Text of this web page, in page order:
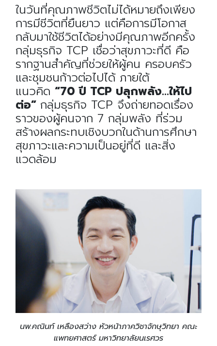
ในวันที่คุณภาพชีวิตไม่ได้หมายถึงเพียง
การมีชีวิตที่ยืนยาว แต่คือการมีโอกาส
กลับมาใช้ชีวิตได้อย่างมีคุณภาพอีกครั้ง
กลุ่มธุรกิจ TCP เชื่อว่าสุขภาวะที่ดี คือ
รากฐานสำคัญที่ช่วยให้ผู้คน ครอบครัว
และชุมชนก้าวต่อไปได้ ภายใต้
แนวคิด “70 ปี TCP ปลุกพลัง…ให้ไป
ต่อ” กลุ่มธุรกิจ TCP จึงถ่ายทอดเรื่อง
ราวของผู้คนจาก 7 กลุ่มพลัง ที่ร่วม
สร้างผลกระทบเชิงบวกในด้านการศึกษา
สุขภาวะและความเป็นอยู่ที่ดี และสิ่ง
แวดล้อม
นพ.คณินท์ เหลืองสว่าง หัวหน้าภาควิชาจักษุวิทยา คณะ
แพทยศาสตร์ มหาวิทยาลัยนเรศวร